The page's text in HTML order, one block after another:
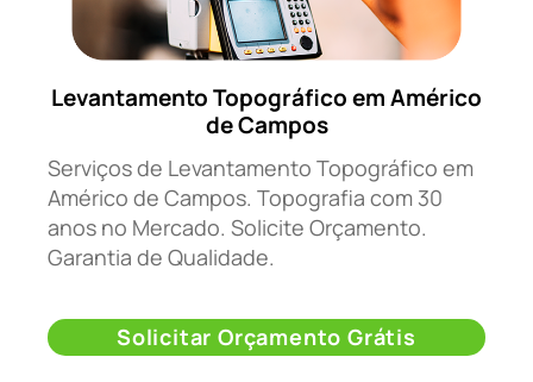
Levantamento Topográfico em Américo
de Campos
Serviços de Levantamento Topográfico em
Américo de Campos. Topografia com 30
anos no Mercado. Solicite Orçamento.
Garantia de Qualidade.
Solicitar Orçamento Grátis